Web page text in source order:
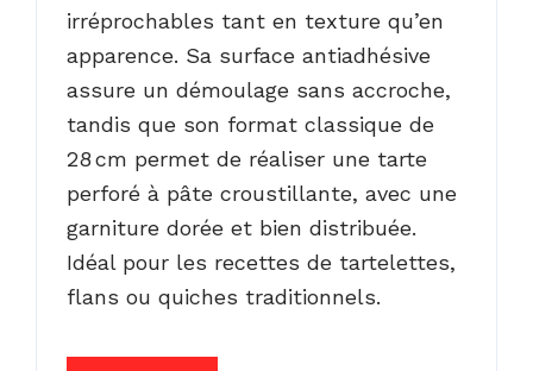
irréprochables tant en texture qu’en
apparence. Sa surface antiadhésive
assure un démoulage sans accroche,
tandis que son format classique de
28 cm permet de réaliser une tarte
perforé à pâte croustillante, avec une
garniture dorée et bien distribuée.
Idéal pour les recettes de tartelettes,
flans ou quiches traditionnels.